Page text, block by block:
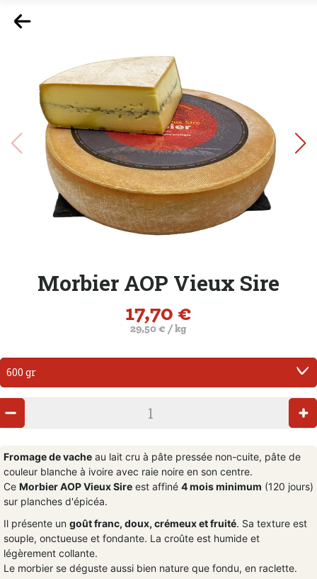
Morbier AOP Vieux Sire
17,70 €
29,50 € / kg
Fromage de vache au lait cru à pâte pressée non-cuite, pâte de
couleur blanche à ivoire avec raie noire en son centre.
Ce Morbier AOP Vieux Sire est affiné 4 mois minimum (120 jours)
sur planches d'épicéa.
Il présente un goût franc, doux, crémeux et fruité. Sa texture est
souple, onctueuse et fondante. La croûte est humide et
légèrement collante.
Le morbier se déguste aussi bien nature que fondu, en raclette.